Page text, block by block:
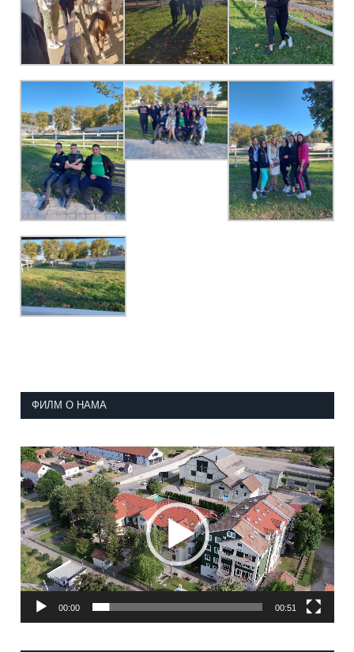
ФИЛМ О НАМА
Прегледач
видео
записа
00:00 00:51